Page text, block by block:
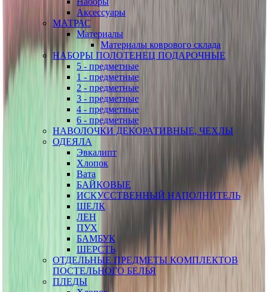
Аксессуары
МАТРАС
Материалы
Материалы коврового склада
НАБОРЫ ПОЛОТЕНЕЦ ПОДАРОЧНЫЕ
5 - предметные
1 - предметные
2 - предметные
3 - предметные
4 - предметные
6 - предметные
НАВОЛОЧКИ ДЕКОРАТИВНЫЕ, ЧЕХЛЫ
ОДЕЯЛА
Эвкалипт
Хлопок
Вата
БАЙКОВЫЕ
ИСКУССТВЕННЫЙ НАПОЛНИТЕЛЬ
ШЕЛК
ЛЕН
ПУХ
БАМБУК
ШЕРСТЬ
ОТДЕЛЬНЫЕ ПРЕДМЕТЫ КОМПЛЕКТОВ
ПОСТЕЛЬНОГО БЕЛЬЯ
ПЛЕДЫ